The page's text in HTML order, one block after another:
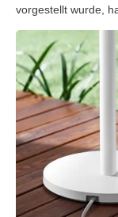
vorgestellt wurde,